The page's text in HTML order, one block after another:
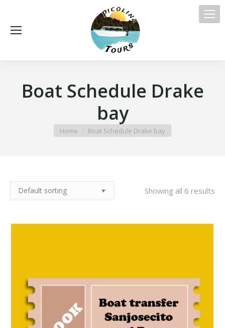
Boat Schedule Drake
bay
You are here:
Home Boat Schedule Drake bay
Showing all 6 results